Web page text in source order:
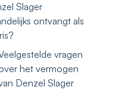
Slager
ontvangt als
vragen
het vermogen
Denzel Slager